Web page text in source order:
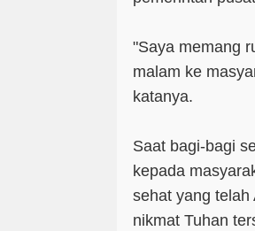
"Saya memang
malam ke
katanya.
Saat bagi-bagi
kepada
sehat yang telah
nikmat Tuhan